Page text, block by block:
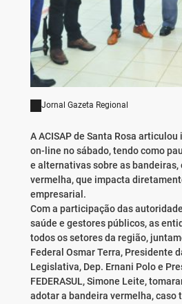
Jornal Gazeta Regional
A ACISAP de Santa Rosa
on-line no sábado, tendo como
e alternativas sobre as bandeiras,
vermelha, que impacta
empresarial.
Com a participação das
saúde e gestores públicos, as
todos os setores da região,
Federal Osmar Terra, Presidente
Legislativa, Dep. Ernani Polo e
FEDERASUL, Simone Leite,
adotar a bandeira vermelha, caso